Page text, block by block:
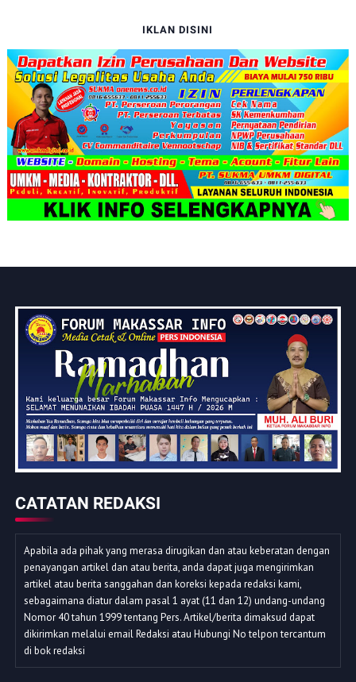
IKLAN DISINI
CATATAN REDAKSI
Apabila ada pihak yang merasa dirugikan dan atau keberatan dengan
penayangan artikel dan atau berita, anda dapat juga mengirimkan
artikel atau berita sanggahan dan koreksi kepada redaksi kami,
sebagaimana diatur dalam pasal 1 ayat (11 dan 12) undang-undang
Nomor 40 tahun 1999 tentang Pers. Artikel/berita dimaksud dapat
dikirimkan melalui email Redaksi atau Hubungi No telpon tercantum
di bok redaksi